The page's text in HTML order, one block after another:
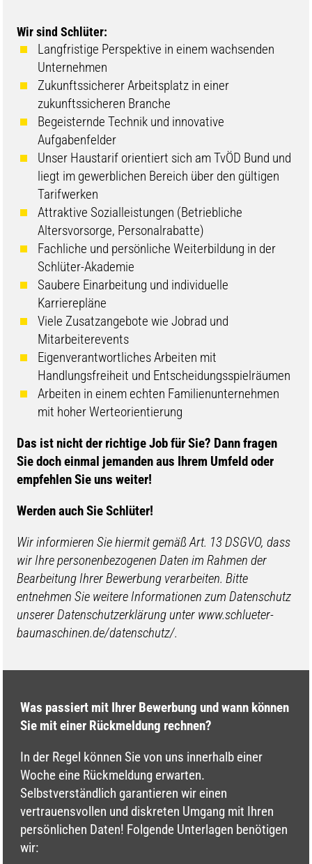
Wir sind Schlüter:
Langfristige Perspektive in einem wachsenden
Unternehmen
Zukunftssicherer Arbeitsplatz in einer
zukunftssicheren Branche
Begeisternde Technik und innovative
Aufgabenfelder
Unser Haustarif orientiert sich am TvÖD Bund und
liegt im gewerblichen Bereich über den gültigen
Tarifwerken
Attraktive Sozialleistungen (Betriebliche
Altersvorsorge, Personalrabatte)
Fachliche und persönliche Weiterbildung in der
Schlüter-Akademie
Saubere Einarbeitung und individuelle
Karrierepläne
Viele Zusatzangebote wie Jobrad und
Mitarbeiterevents
Eigenverantwortliches Arbeiten mit
Handlungsfreiheit und Entscheidungsspielräumen
Arbeiten in einem echten Familienunternehmen
mit hoher Werteorientierung
​​Das ist nicht der richtige Job für Sie? Dann fragen
Sie doch einmal jemanden aus Ihrem Umfeld oder
empfehlen Sie uns weiter!
Werden auch Sie Schlüter!
Wir informieren Sie hiermit gemäß Art. 13 DSGVO, dass
wir Ihre personenbezogenen Daten im Rahmen der
Bearbeitung Ihrer Bewerbung verarbeiten. Bitte
entnehmen Sie weitere Informationen zum Datenschutz
unserer Datenschutzerklärung unter www.schlueter-
baumaschinen.de/datenschutz/.
Was passiert mit Ihrer Bewerbung und wann können
Sie mit einer Rückmeldung rechnen?
In der Regel können Sie von uns innerhalb einer
Woche eine Rückmeldung erwarten.
Selbstverständlich garantieren wir einen
vertrauensvollen und diskreten Umgang mit Ihren
persönlichen Daten! Folgende Unterlagen benötigen
wir: